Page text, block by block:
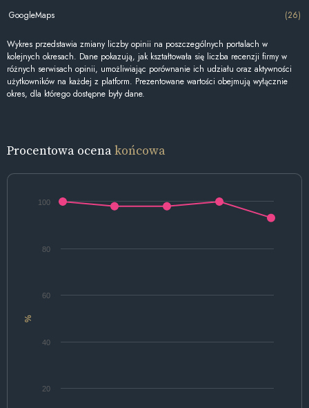
GoogleMaps (26)
Wykres przedstawia zmiany liczby opinii na poszczególnych portalach w
kolejnych okresach. Dane pokazują, jak kształtowała się liczba recenzji firmy w
różnych serwisach opinii, umożliwiając porównanie ich udziału oraz aktywności
użytkowników na każdej z platform. Prezentowane wartości obejmują wyłącznie
okres, dla którego dostępne były dane.
Procentowa ocenakońcowa
%
20
40
60
80
100